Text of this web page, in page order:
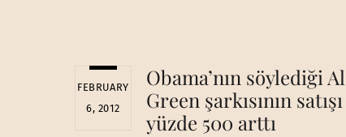
FEBRUARY
6, 2012
Obama’nın söylediği Al
Green şarkısının satışı
yüzde 500 arttı